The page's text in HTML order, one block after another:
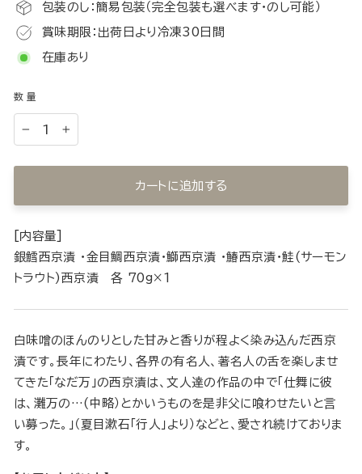
包装のし：簡易包装（完全包装も選べます・のし可能）
賞味期限：出荷日より冷凍30日間
在庫あり
数量
カートに追加する
[内容量]
銀鱈西京漬 ・金目鯛西京漬・鰤西京漬 ・鰆西京漬・鮭(サーモン
トラウト)西京漬 各 70g×1
白味噌のほんのりとした甘みと香りが程よく染み込んだ西京
漬です。長年にわたり、各界の有名人、著名人の舌を楽しませ
てきた「なだ万」の西京漬は、文人達の作品の中で「仕舞に彼
は、灘万の…(中略）とかいうものを是非父に喰わせたいと言
い募った。」（夏目漱石「行人」より）などと、愛され続けておりま
す。